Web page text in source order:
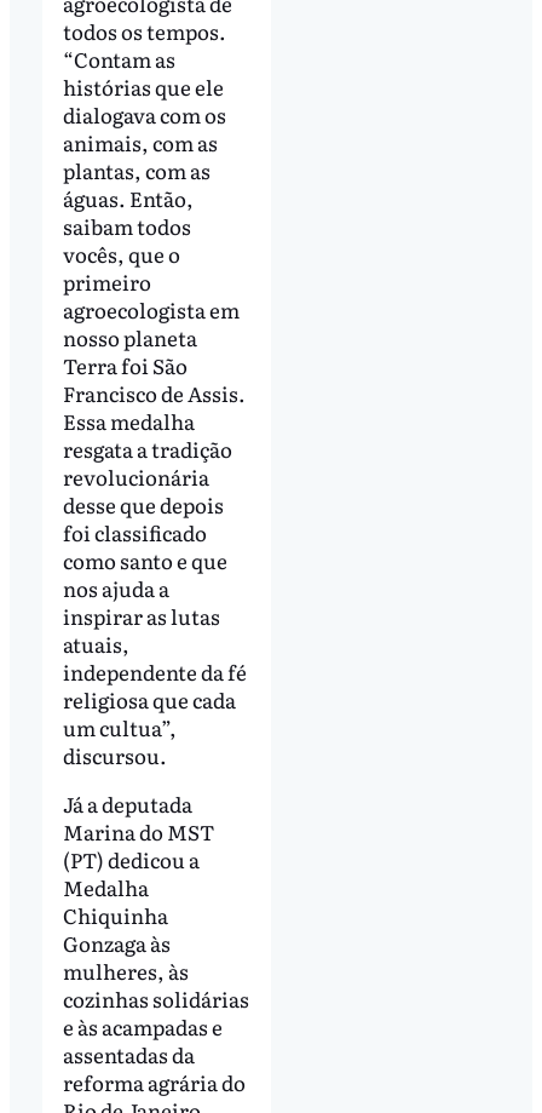
todos os tempos.
“Contam as
histórias que ele
dialogava com os
animais, com as
plantas, com as
águas. Então,
saibam todos
vocês, que o
primeiro
agroecologista em
nosso planeta
Terra foi São
Francisco de Assis.
Essa medalha
resgata a tradição
revolucionária
desse que depois
foi classificado
como santo e que
nos ajuda a
inspirar as lutas
atuais,
independente da fé
religiosa que cada
um cultua”,
discursou.
Já a deputada
Marina do MST
(PT) dedicou a
Medalha
Chiquinha
Gonzaga às
mulheres, às
cozinhas solidárias
e às acampadas e
assentadas da
reforma agrária do